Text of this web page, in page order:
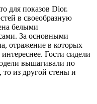
для показов Dior.
в своеобразную
белыми
За основными
отражение в которых
Гости сидели
вышагивали по
то из другой стены и